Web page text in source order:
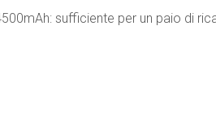
sufficiente per un paio di